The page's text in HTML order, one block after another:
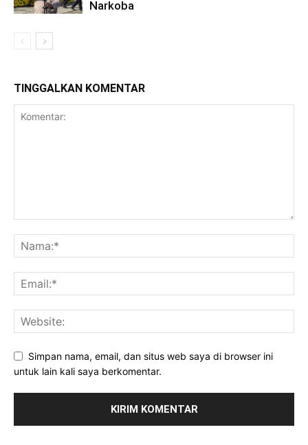
Narkoba
TINGGALKAN KOMENTAR
Simpan nama, email, dan situs web saya di browser ini
untuk lain kali saya berkomentar.